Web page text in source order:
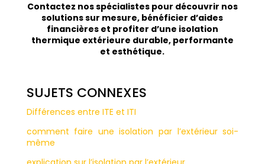
Contactez nos spécialistes pour découvrir nos
solutions sur mesure, bénéficier d’aides
financières et profiter d’une isolation
thermique extérieure durable, performante
et esthétique.
SUJETS CONNEXES
Différences entre ITE et ITI
comment faire une isolation par l’extérieur soi-
même